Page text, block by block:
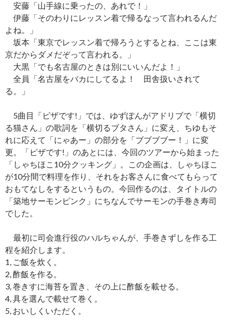
安藤「山手線に乗ったの、あれで！」
伊藤「そのわりにレッスン着で帰るなって言われるんだ
よね。」
坂本「東京でレッスン着で帰ろうとするとね、ここは東
京だからダメだぞって言われる。」
大黒「でも名古屋のときは別にいいんだよ！」
全員「名古屋をバカにしてるよ！ 田舎扱いされて
る。」
5曲目「ピザです!」では、ゆずぽんがアドリブで「横切
る猫さん」の歌詞を「横切るブタさん」に変え、ちゆもそ
れに応えて「にゃあー」の部分を「ブブブブー！」に変
更。「ピザです!」のあとには、今回のツアーから始まった
「しゃちほこ10分クッキング」。この企画は、しゃちほこ
が10分間で料理を作り、それをお客さんに食べてもらって
おもてなしをするというもの。今回作るのは、タイトルの
「築地サーモンピンク」にちなんでサーモンの手巻き寿司
でした。
最初に司会進行役のハルちゃんが、手巻きずしを作る工
程を紹介します。
1, ご飯を炊く。
2, 酢飯を作る。
3, 巻きすに海苔を置き、その上に酢飯を載せる。
4, 具を選んで載せて巻く。
5, おいしくいただく。